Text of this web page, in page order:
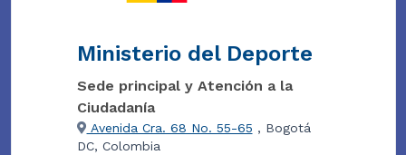
Ministerio del Deporte
Sede principal y Atención a la
Ciudadanía
Avenida Cra. 68 No. 55-65 , Bogotá
DC, Colombia